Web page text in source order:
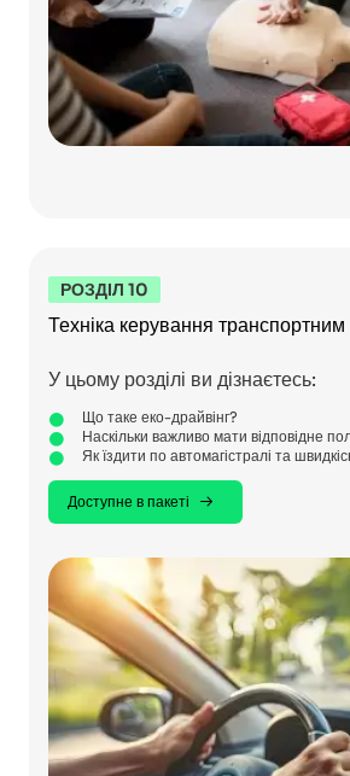
РОЗДІЛ 10
Техніка керування
У цьому розділі ви дізнаєтесь:
Що таке еко-драйвінг?
Наскільки важливо мати відповідне
Як їздити по автомагістралі та
Доступне в пакеті